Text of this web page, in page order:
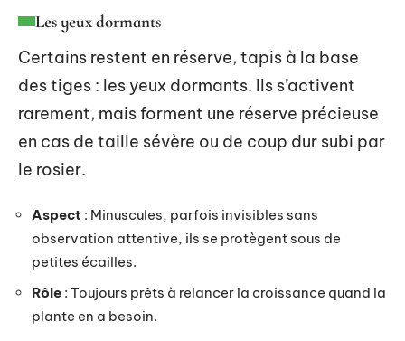
Les yeux dormants
Certains restent en réserve, tapis à la base
des tiges : les yeux dormants. Ils s’activent
rarement, mais forment une réserve précieuse
en cas de taille sévère ou de coup dur subi par
le rosier.
Aspect : Minuscules, parfois invisibles sans
observation attentive, ils se protègent sous de
petites écailles.
Rôle : Toujours prêts à relancer la croissance quand la
plante en a besoin.